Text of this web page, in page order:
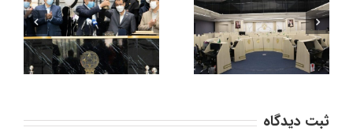
لغو عرضه اولیه سهام
شرکت صنعت غذایی
کورش
راه‌اندازی پروژه
مستردیتای مشتریان در
۱۹ شهر ایران
ثبت ديدگاه